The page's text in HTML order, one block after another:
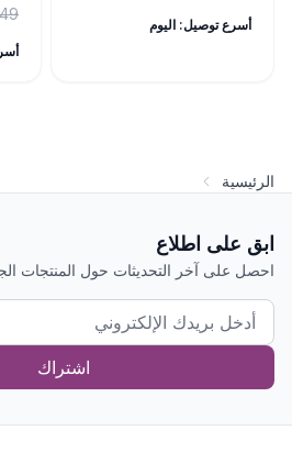
أسرع توصيل: اليوم
الرئيسية
ابق على اطلاع
احصل على آخر التحديثات حول المنتجات
اشتراك